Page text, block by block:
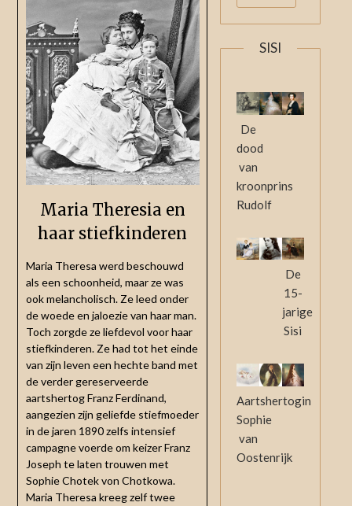
Maria Theresia en
haar stiefkinderen
Maria Theresa werd beschouwd
als een schoonheid, maar ze was
ook melancholisch. Ze leed onder
de woede en jaloezie van haar man.
Toch zorgde ze liefdevol voor haar
stiefkinderen. Ze had tot het einde
van zijn leven een hechte band met
de verder gereserveerde
aartshertog Franz Ferdinand,
aangezien zijn geliefde stiefmoeder
in de jaren 1890 zelfs intensief
campagne voerde om keizer Franz
Joseph te laten trouwen met
Sophie Chotek von Chotkowa.
Maria Theresa kreeg zelf twee
SISI
De
dood
van
kroonprins
Rudolf
De
15-
jarige
Sisi
Aartshertogin
Sophie
van
Oostenrijk